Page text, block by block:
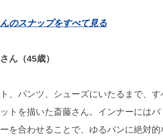
のスナップをすべて見る
ん（45歳）
、パンツ、シューズにいたるまで、
トを描いた斎藤さん。インナーには
を合わせることで、ゆるパンに絶対的